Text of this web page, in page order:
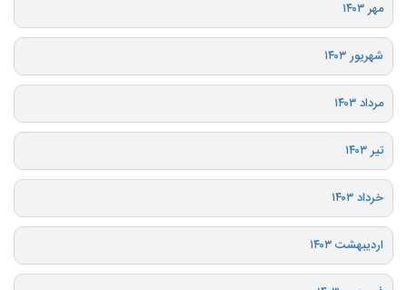
مهر ۱۴۰۳
شهریور ۱۴۰۳
مرداد ۱۴۰۳
تیر ۱۴۰۳
خرداد ۱۴۰۳
اردیبهشت ۱۴۰۳